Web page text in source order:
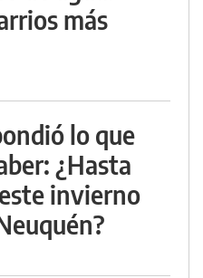
más
lo que
¿Hasta
invierno